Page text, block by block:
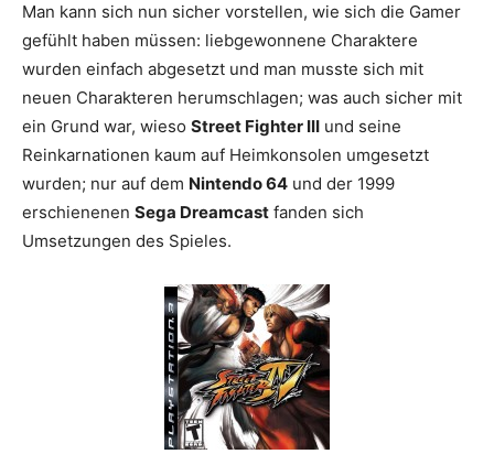
Man kann sich nun sicher vorstellen, wie sich die Gamer
gefühlt haben müssen: liebgewonnene Charaktere
wurden einfach abgesetzt und man musste sich mit
neuen Charakteren herumschlagen; was auch sicher mit
ein Grund war, wieso Street Fighter III und seine
Reinkarnationen kaum auf Heimkonsolen umgesetzt
wurden; nur auf dem Nintendo 64 und der 1999
erschienenen Sega Dreamcast fanden sich
Umsetzungen des Spieles.